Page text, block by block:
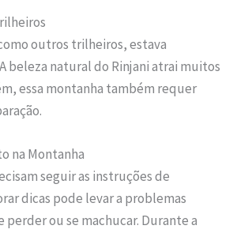
outros trilheiros, estava
beleza natural do Rinjani atrai muitos
essa montanha também requer
na Montanha
seguir as instruções de
dicas pode levar a problemas
perder ou se machucar. Durante a